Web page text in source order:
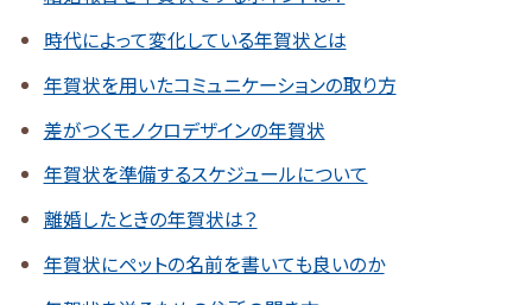
時代によって変化している年賀状とは
年賀状を用いたコミュニケーションの取り方
差がつくモノクロデザインの年賀状
年賀状を準備するスケジュールについて
離婚したときの年賀状は？
年賀状にペットの名前を書いても良いのか